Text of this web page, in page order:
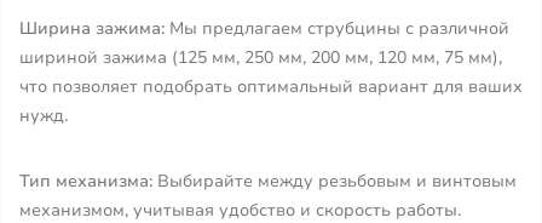
Ширина зажима: Мы предлагаем струбцины с различной
шириной зажима (125 мм, 250 мм, 200 мм, 120 мм, 75 мм),
что позволяет подобрать оптимальный вариант для ваших
нужд.
Тип механизма: Выбирайте между резьбовым и винтовым
механизмом, учитывая удобство и скорость работы.